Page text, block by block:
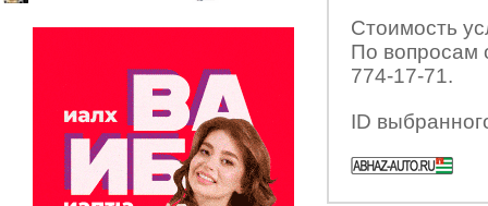
Стоимость
По вопросам
774-17-71.
ID